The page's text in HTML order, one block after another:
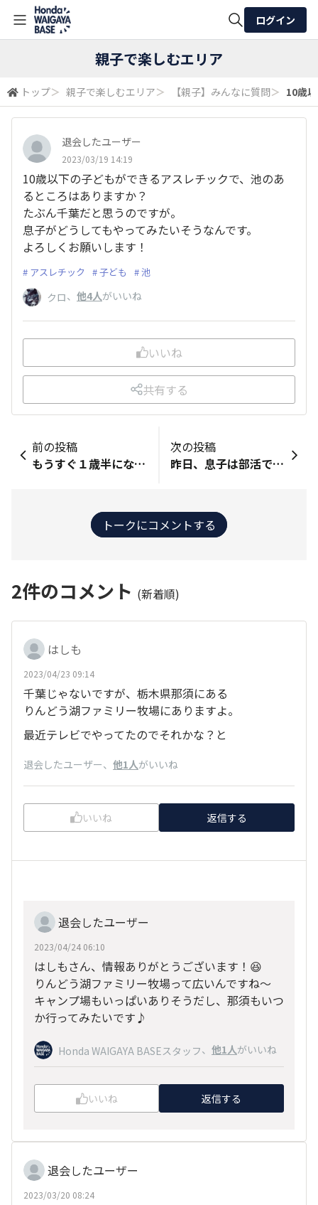
検索
ログイン
親子で楽しむエリア
トップ＞ 親子で楽しむエリア＞ 【親子】みんなに質問＞ 10歳
退会したユーザー
2023/03/19 14:19
10歳以下の子どもができるアスレチックで、池のあ
るところはありますか？
たぶん千葉だと思うのですが。
息子がどうしてもやってみたいそうなんです。
よろしくお願いします！
アスレチック 子ども 池
クロ、 他4人がいいね
いいね
共有する
前の投稿
もうすぐ１歳半になる息子の成長に毎日幸せを感じています。できることが増えるスピードが凄まじいです。フローリングの掃除や、洗面所などのタオル交換、泡で手を洗ったり、歌を歌ったり。 こちらへの投稿は初めてです。転勤族で、まだ保育園も行ってないのでみんなどんな風に成長しているのかちょこっと覗かせてもらえればと思っています。
次の投稿
昨日、息子は部活で行かれなかったのですが、夫と娘とお花見に行って来ました🌸 娘が、TBSの朝の番組のキャラクター（ウサギ）のグッズを夏頃からずっと欲しいと言って、私もずっとごまかしていたので😅、ちょうどう良いチャンスだと思い赤坂（お花見に関係あるのか？？）と駒込駅近くにあります六義園のしだれ桜を見に行きました！ しだれ桜はほぼ満開でした！ 娘が家族4人だからといって、桜の花４つを手のひらにのせて見せてくれました。家族みんなを想う娘の気持ちに嬉しかったです☺️
トークにコメントする
2件のコメント (新着順)
はしも
2023/04/23 09:14
千葉じゃないですが、栃木県那須にある
りんどう湖ファミリー牧場にありますよ。
最近テレビでやってたのでそれかな？と
退会したユーザー、 他1人がいいね
いいね 返信する
退会したユーザー
2023/04/24 06:10
はしもさん、情報ありがとうございます！😆
りんどう湖ファミリー牧場って広いんですね〜
キャンプ場もいっぱいありそうだし、那須もいつ
か行ってみたいです♪
Honda WAIGAYA BASEスタッフ、 他1人がいいね
いいね 返信する
退会したユーザー
2023/03/20 08:24